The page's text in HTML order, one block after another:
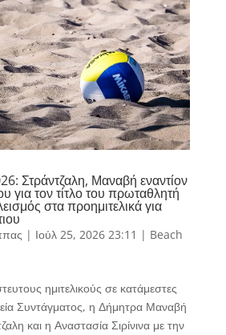
Στράντζαλη, Μαναβή εναντίον
για τον τίτλο του πρωταθλητή
στα προημιτελικά για
| Ιούλ 25, 2026 23:11 | Beach
ημιτελικούς σε κατάμεστες
Συντάγματος, η Δήμητρα Μαναβή
και η Αναστασία Σιρίνινα με την